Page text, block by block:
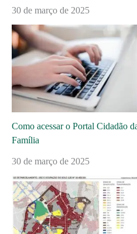
30 de março de 2025
Como acessar o Portal Cidadão
Família
30 de março de 2025